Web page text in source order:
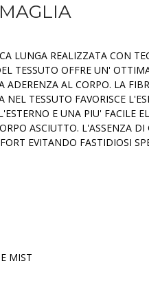
LUNGA REALIZZATA CON
TESSUTO OFFRE UN'
ADERENZA AL CORPO. LA
NEL TESSUTO FAVORISCE
E UNA PIU' FACILE
ASCIUTTO. L'ASSENZA DI
EVITANDO FASTIDIOSI
MIST